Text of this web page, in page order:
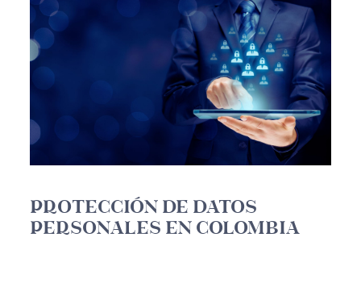
PROTECCIÓN DE DATOS
PERSONALES EN COLOMBIA